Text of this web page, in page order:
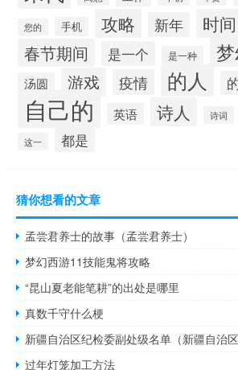
您的 手机 攻略 新年 时间
春节期间 是一个 是一种
汤圆 游戏 疫情 的人
自己的 英语 诗人 诗词
这一 都是
猜你想看的文章
孟尝君养士的故事（孟尝君养士）
梦幻西游11技能鬼将攻略
“昆山夏老能笔耕”的出处是哪里
真数千守什么梗
新疆自治区纪检委副处级名单（新疆自治区
过年灯笼加工方法